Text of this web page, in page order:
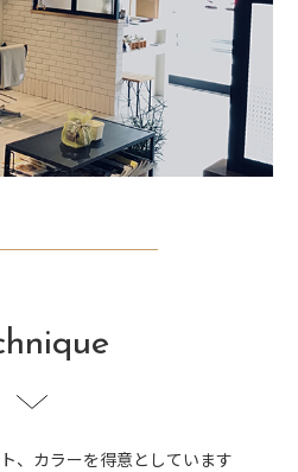
、カラーを得意としています